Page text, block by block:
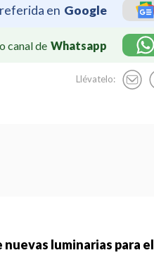
en Google
canal de Whatsapp
Llévatelo:
luminarias para el